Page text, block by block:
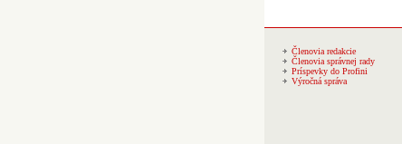
Členovia redakcie
Členovia správnej rady
Príspevky do Profini
Výročná správa